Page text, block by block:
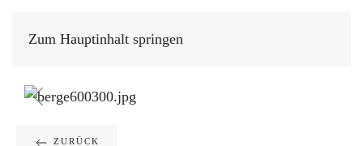
Zum Hauptinhalt springen
GESCHRIEBEN AM18. SEPTEMBER 2018
ZURÜCK